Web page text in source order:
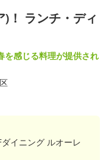
！ ランチ・ディ
を感じる料理が提供され
イニング ルオーレ